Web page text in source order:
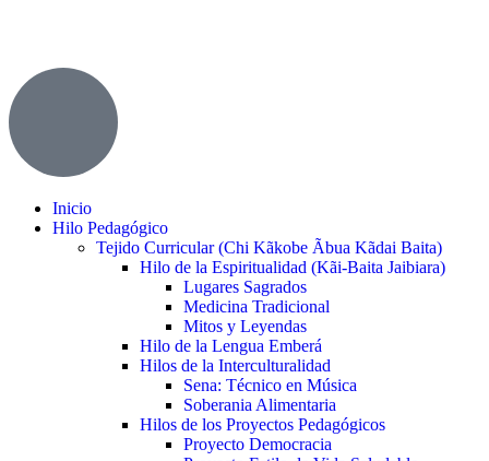
Inicio
Hilo Pedagógico
Tejido Curricular (Chi Kãkobe Ãbua Kãdai Baita)
Hilo de la Espiritualidad (Kãi-Baita Jaibiara)
Lugares Sagrados
Medicina Tradicional
Mitos y Leyendas
Hilo de la Lengua Emberá
Hilos de la Interculturalidad
Sena: Técnico en Música
Soberania Alimentaria
Hilos de los Proyectos Pedagógicos
Proyecto Democracia